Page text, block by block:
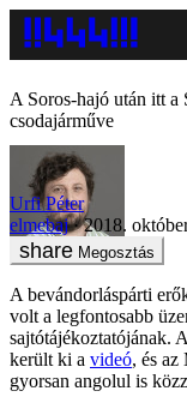
A Soros-hajó után itt a
csodajárműve
Urfi Péter
elmebaj
2018.
Megosztás
A bevándorláspárti
volt a legfontosabb
sajtótájékoztatójának.
került ki a videó, és
gyorsan angolul is